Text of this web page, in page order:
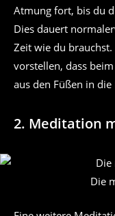
Atmung fort, bis du
Dies dauert
Zeit wie du
vorstellen, dass
aus den Füßen in
2. Meditation
Die